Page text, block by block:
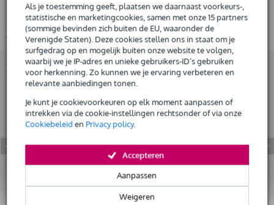
Als je toestemming geeft, plaatsen we daarnaast voorkeurs-,
statistische en marketingcookies, samen met onze 15 partners
(sommige bevinden zich buiten de EU, waaronder de
Verenigde Staten). Deze cookies stellen ons in staat om je
surfgedrag op en mogelijk buiten onze website te volgen,
waarbij we je IP-adres en unieke gebruikers-ID’s gebruiken
voor herkenning. Zo kunnen we je ervaring verbeteren en
relevante aanbiedingen tonen.
Je kunt je cookievoorkeuren op elk moment aanpassen of
intrekken via de cookie-instellingen rechtsonder of via onze
Cookiebeleiden Privacy policy.
Weigeren
Aanpassen
Accepteren
Al na 4 maanden maandelijks opzegbaar
De mogelijkheid om je product(en) met korting te kopen
Snelle vervanging door Bax Music bij een defect
Huur dit product
minimum hoogte: 400 mm (15.748")
Bekijk alle productspecificaties
Bekijk ook eens (3)